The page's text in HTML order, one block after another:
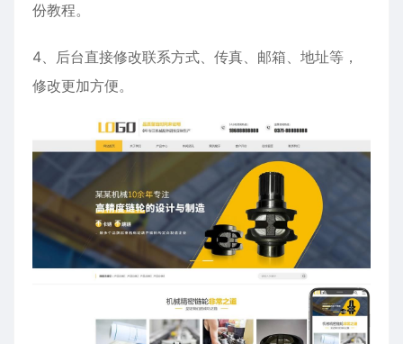
份教程。
4、后台直接修改联系方式、传真、邮箱、地址等，
修改更加方便。